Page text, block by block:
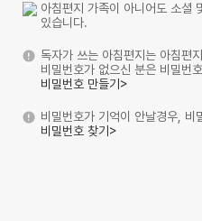
아침편지 가족이 아니어도 소셜
있습니다.
독자가 쓰는 아침편지는 아침편
비밀번호가 없으신 분은 비밀번
비밀번호 만들기>
비밀번호가 기억이 안날경우, 비
비밀번호 찾기>